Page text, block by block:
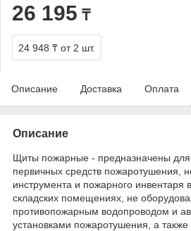
26 195 ₸
24 948 ₸ от 2 шт.
Описание Доставка Оплата
Описание
Щиты пожарные - предназначены
первичных средств пожаротушения,
инструмента и пожарного инвентаря
складских помещениях, не
противопожарным водопроводом и
установками пожаротушения, а также